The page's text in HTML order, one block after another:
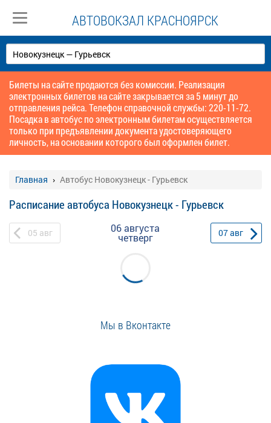
АВТОВОКЗАЛ КРАСНОЯРСК
Билеты на сайте продаются без комиссии. Реализация
электронных билетов на сайте закрывается за 5 минут до
отправления рейса. Телефон справочной службы: 220-11-72.
Посадка в автобус по электронным билетам осуществляется
только при предъявлении документа удостоверяющего
личность, на основании которого был оформлен билет.
Главная Автобус Новокузнецк - Гурьевск
Расписание автобуса Новокузнецк - Гурьевск
05 авг 06 августа
четверг 07авг
Мы в Вконтакте